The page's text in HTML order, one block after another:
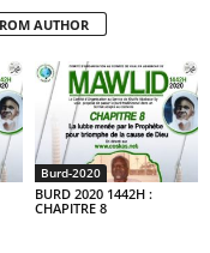
AUTHOR
Burd-2020
BURD 2020 1442H :
CHAPITRE 8